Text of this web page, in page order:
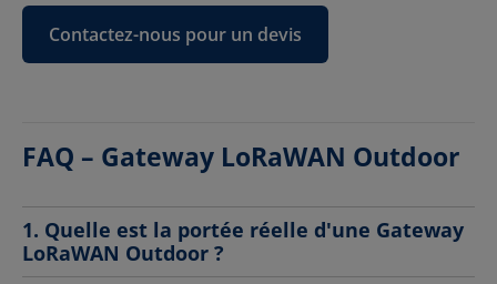
Contactez-nous pour un devis
FAQ – Gateway LoRaWAN Outdoor
1. Quelle est la portée réelle d'une Gateway
LoRaWAN Outdoor ?